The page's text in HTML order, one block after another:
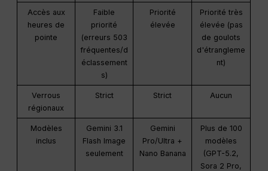
Accès aux
heures de
pointe
Faible
priorité
(erreurs 503
fréquentes/d
éclassement
s)
Priorité
élevée
Priorité très
élevée (pas
de goulots
d'étrangleme
nt)
Verrous
régionaux
Strict Strict Aucun
Modèles
inclus
Gemini 3.1
Flash Image
seulement
Gemini
Pro/Ultra +
Nano Banana
Plus de 100
modèles
(GPT-5.2,
Sora 2 Pro,